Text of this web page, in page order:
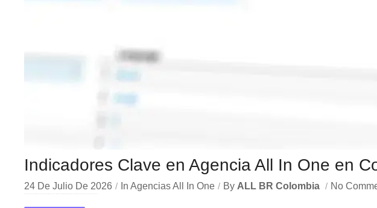
Indicadores Clave en Agencia All In One en
24 De Julio De 2026 In Agencias All In One By ALL BR Colombia No